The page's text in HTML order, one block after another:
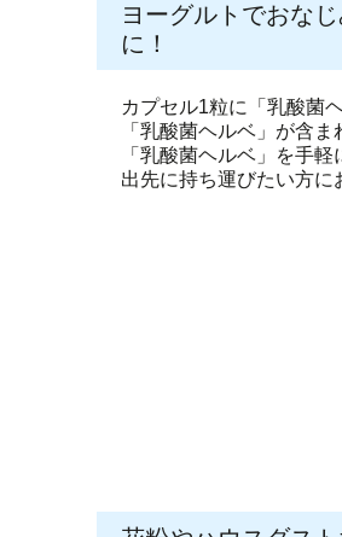
ヨーグルトでおな
に！
カプセル1粒に「乳酸菌
「乳酸菌ヘルベ」が含ま
「乳酸菌ヘルベ」を手
出先に持ち運びたい方に